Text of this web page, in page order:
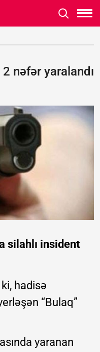
nəfər yaralandı
silahlı insident
hadisə
“Bulaq”
yaranan